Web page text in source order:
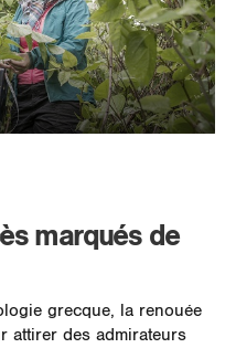
marqués de
grecque, la renouée
attirer des admirateurs